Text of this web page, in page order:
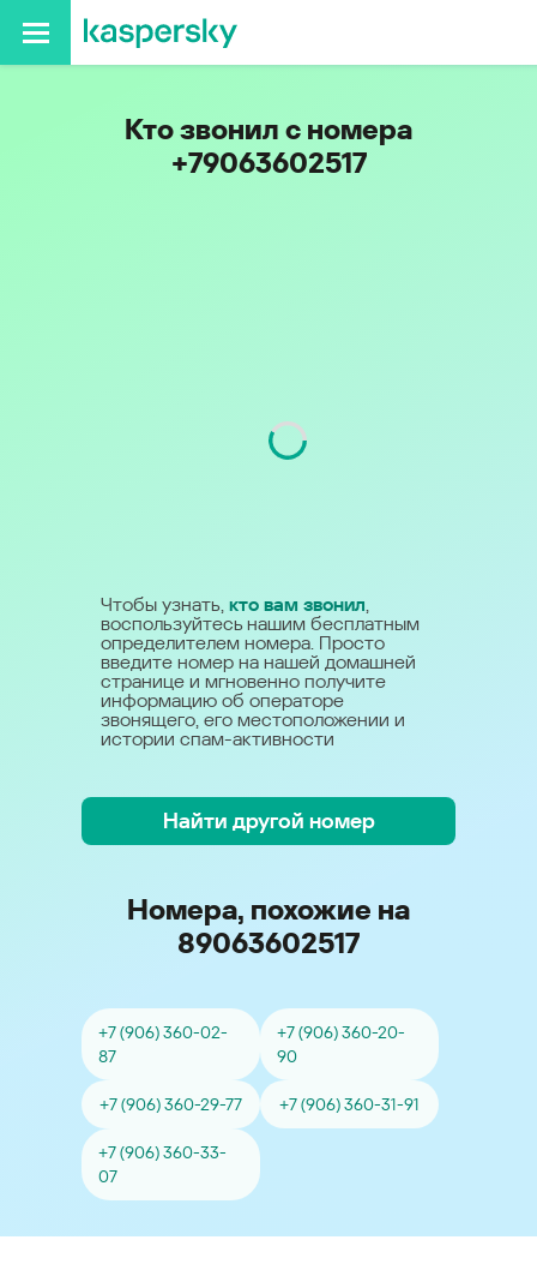
Кто звонил с номера
+79063602517
Чтобы узнать, кто вам звонил,
воспользуйтесь нашим бесплатным
определителем номера. Просто
введите номер на нашей домашней
странице и мгновенно получите
информацию об операторе
звонящего, его местоположении и
истории спам-активности
Найти другой номер
Номера, похожие на
89063602517
+7 (906) 360-02-
87
+7 (906) 360-20-
90
+7 (906) 360-29-77 +7 (906) 360-31-91
+7 (906) 360-33-
07